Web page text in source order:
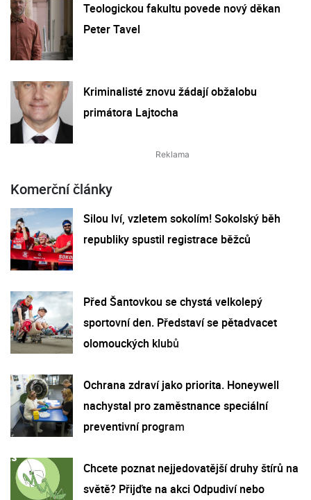
Teologickou fakultu povede nový děkan
Peter Tavel
Kriminalisté znovu žádají obžalobu
primátora Lajtocha
Komerční články
Silou lví, vzletem sokolím! Sokolský běh
republiky spustil registrace běžců
Před Šantovkou se chystá velkolepý
sportovní den. Představí se pětadvacet
olomouckých klubů
Ochrana zdraví jako priorita. Honeywell
nachystal pro zaměstnance speciální
preventivní program
Chcete poznat nejjedovatější druhy štírů na
světě? Přijďte na akci Odpudiví nebo